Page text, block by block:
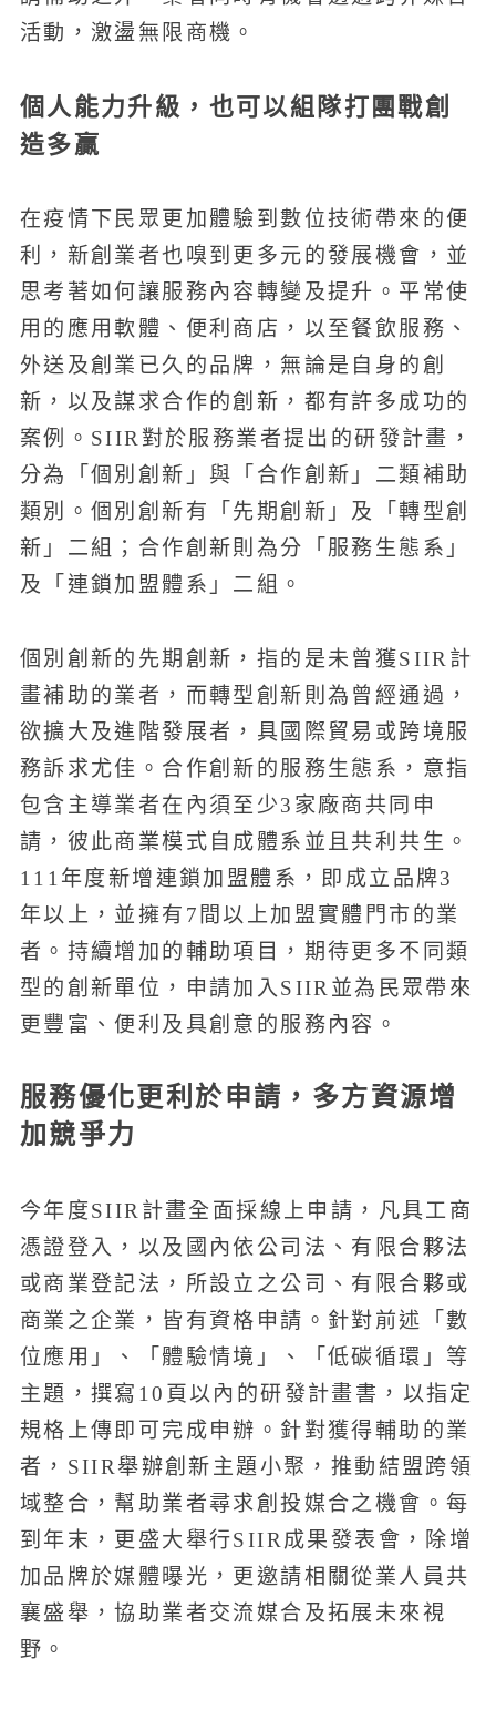
活動，激盪無限商機。
個人能力升級，也可以組隊打團戰創
造多贏
在疫情下民眾更加體驗到數位技術帶來的便
利，新創業者也嗅到更多元的發展機會，並
思考著如何讓服務內容轉變及提升。平常使
用的應用軟體、便利商店，以至餐飲服務、
外送及創業已久的品牌，無論是自身的創
新，以及謀求合作的創新，都有許多成功的
案例。SIIR對於服務業者提出的研發計畫，
分為「個別創新」與「合作創新」二類補助
類別。個別創新有「先期創新」及「轉型創
新」二組；合作創新則為分「服務生態系」
及「連鎖加盟體系」二組。
個別創新的先期創新，指的是未曾獲SIIR計
畫補助的業者，而轉型創新則為曾經通過，
欲擴大及進階發展者，具國際貿易或跨境服
務訴求尤佳。合作創新的服務生態系，意指
包含主導業者在內須至少3家廠商共同申
請，彼此商業模式自成體系並且共利共生。
111年度新增連鎖加盟體系，即成立品牌3
年以上，並擁有7間以上加盟實體門市的業
者。持續增加的輔助項目，期待更多不同類
型的創新單位，申請加入SIIR並為民眾帶來
更豐富、便利及具創意的服務內容。
服務優化更利於申請，多方資源增
加競爭力
今年度SIIR計畫全面採線上申請，凡具工商
憑證登入，以及國內依公司法、有限合夥法
或商業登記法，所設立之公司、有限合夥或
商業之企業，皆有資格申請。針對前述「數
位應用」、「體驗情境」、「低碳循環」等
主題，撰寫10頁以內的研發計畫書，以指定
規格上傳即可完成申辦。針對獲得輔助的業
者，SIIR舉辦創新主題小聚，推動結盟跨領
域整合，幫助業者尋求創投媒合之機會。每
到年末，更盛大舉行SIIR成果發表會，除增
加品牌於媒體曝光，更邀請相關從業人員共
襄盛舉，協助業者交流媒合及拓展未來視
野。